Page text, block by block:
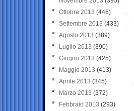
Ottobre 2013 (446)
Settembre 2013 (433)
Agosto 2013 (389)
Luglio 2013 (390)
Giugno 2013 (425)
Maggio 2013 (413)
Aprile 2013 (345)
Marzo 2013 (372)
Febbraio 2013 (293)